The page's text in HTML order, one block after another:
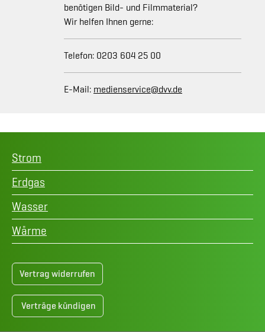
benötigen Bild- und Filmmaterial?
Wir helfen Ihnen gerne:
Telefon: 0203 604 25 00
E-Mail: medienservice@dvv.de
Strom
Erdgas
Wasser
Wärme
Vertrag widerrufen
Verträge kündigen